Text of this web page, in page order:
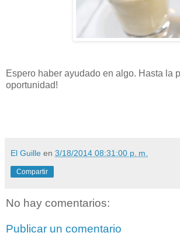
Espero haber ayudado en algo. Hasta la
oportunidad!
El Guille en 3/18/2014 08:31:00 p. m.
Compartir
No hay comentarios:
Publicar un comentario